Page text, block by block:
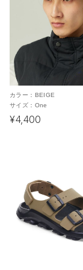
カラー： BEIGE
サイズ： One
¥4,400